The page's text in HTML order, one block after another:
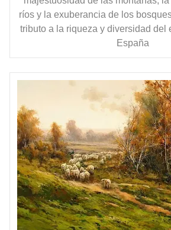
ríos y la exuberancia de los
tributo a la riqueza y diversidad del
España